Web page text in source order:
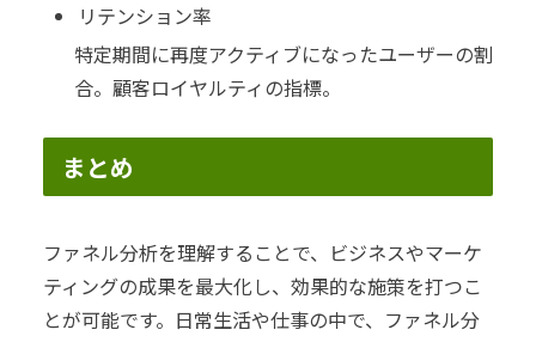
リテンション率
特定期間に再度アクティブになったユーザーの割
合。顧客ロイヤルティの指標。
まとめ
ファネル分析を理解することで、ビジネスやマーケ
ティングの成果を最大化し、効果的な施策を打つこ
とが可能です。日常生活や仕事の中で、ファネル分